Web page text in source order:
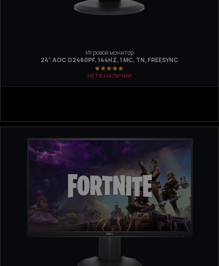
Игровой монитор
24" AOC G2460PF, 144HZ, 1 МС, TN, FREESYNC
НЕТ В НАЛИЧИИ